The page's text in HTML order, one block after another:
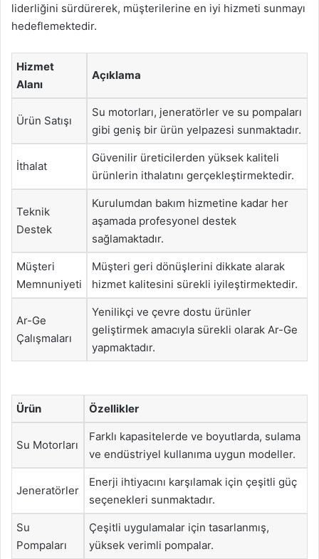
liderliğini sürdürerek, müşterilerine en iyi hizmeti sunmayı
hedeflemektedir.
Hizmet
Alanı
Açıklama
Ürün Satışı
Su motorları, jeneratörler ve su pompaları
gibi geniş bir ürün yelpazesi sunmaktadır.
İthalat
Güvenilir üreticilerden yüksek kaliteli
ürünlerin ithalatını gerçekleştirmektedir.
Teknik
Destek
Kurulumdan bakım hizmetine kadar her
aşamada profesyonel destek
sağlamaktadır.
Müşteri
Memnuniyeti
Müşteri geri dönüşlerini dikkate alarak
hizmet kalitesini sürekli iyileştirmektedir.
Ar-Ge
Çalışmaları
Yenilikçi ve çevre dostu ürünler
geliştirmek amacıyla sürekli olarak Ar-Ge
yapmaktadır.
Ürün Özellikler
Su Motorları
Farklı kapasitelerde ve boyutlarda, sulama
ve endüstriyel kullanıma uygun modeller.
Jeneratörler
Enerji ihtiyacını karşılamak için çeşitli güç
seçenekleri sunmaktadır.
Su
Pompaları
Çeşitli uygulamalar için tasarlanmış,
yüksek verimli pompalar.